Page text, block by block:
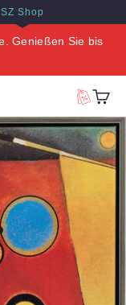
SZ Shop
Genießen Sie bis